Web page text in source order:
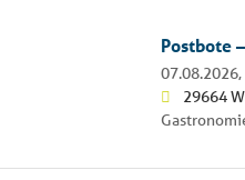
Postbote
07.08.2026,
29664